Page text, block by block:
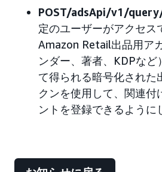
POST/adsApi/v1/
定のユーザーがアクセス
Amazon Retail出品用ア
ンダー、著者、KDPなど
て得られる暗号化された
クンを使用して、関連付
ントを登録できるように